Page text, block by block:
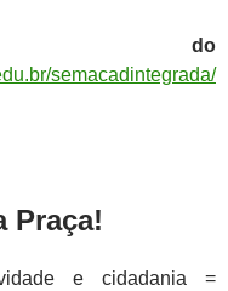
do
semacadintegrada/
Praça!
e cidadania =